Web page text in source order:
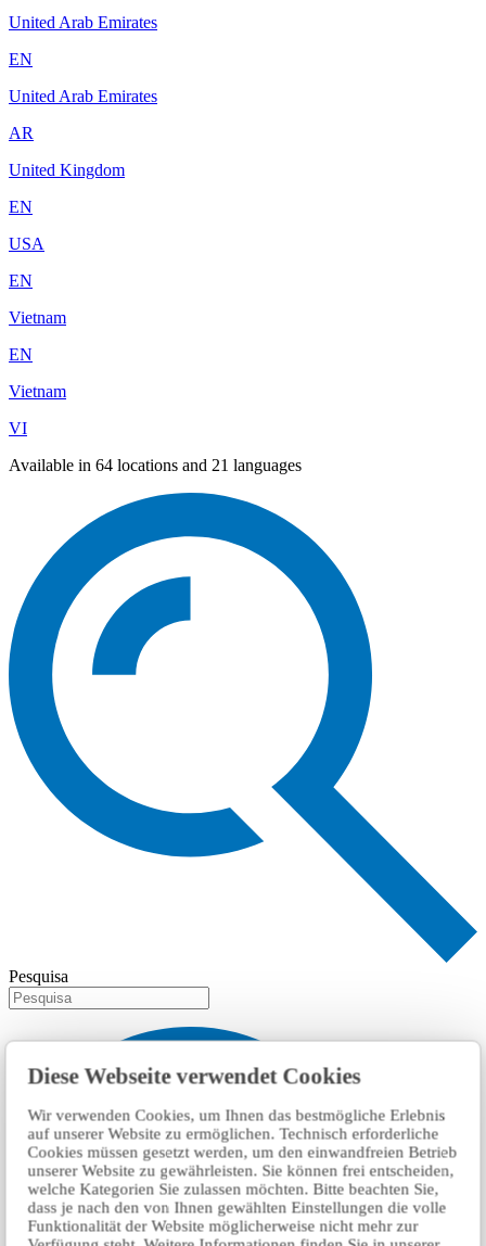
Diese Webseite verwendet Cookies
Wir verwenden Cookies, um Ihnen das bestmögliche Erlebnis
auf unserer Website zu ermöglichen. Technisch erforderliche
Cookies müssen gesetzt werden, um den einwandfreien Betrieb
unserer Website zu gewährleisten. Sie können frei entscheiden,
welche Kategorien Sie zulassen möchten. Bitte beachten Sie,
dass je nach den von Ihnen gewählten Einstellungen die volle
Funktionalität der Website möglicherweise nicht mehr zur
United Arab Emirates
EN
United Arab Emirates
AR
United Kingdom
EN
USA
EN
Vietnam
EN
Vietnam
VI
Available in 64 locations and 21 languages
Pesquisa